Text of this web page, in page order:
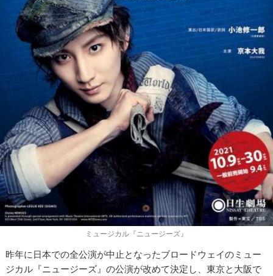
ミュージカル『ニュージーズ』
昨年に日本での全公演が中止となったブロードウェイのミュー
ジカル『ニュージーズ』の公演が改めて決定し、東京と大阪で